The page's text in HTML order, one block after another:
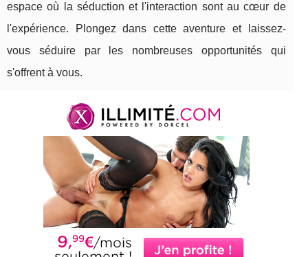
espace où la séduction et l'interaction sont au cœur de
l'expérience. Plongez dans cette aventure et laissez-
vous séduire par les nombreuses opportunités qui
s'offrent à vous.